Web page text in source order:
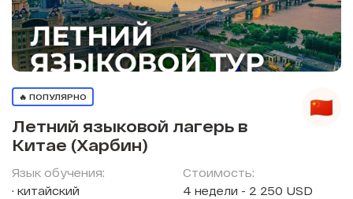
🔥 ПОПУЛЯРНО
Летний языковой лагерь в
Китае (Харбин)
Язык обучения:
китайский
Стоимость:
4 недели - 2 250 USD